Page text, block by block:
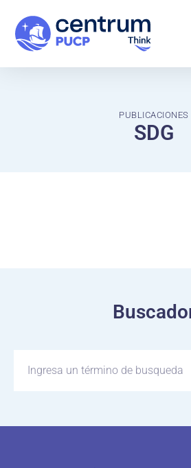
PUBLICACIONES
SDG